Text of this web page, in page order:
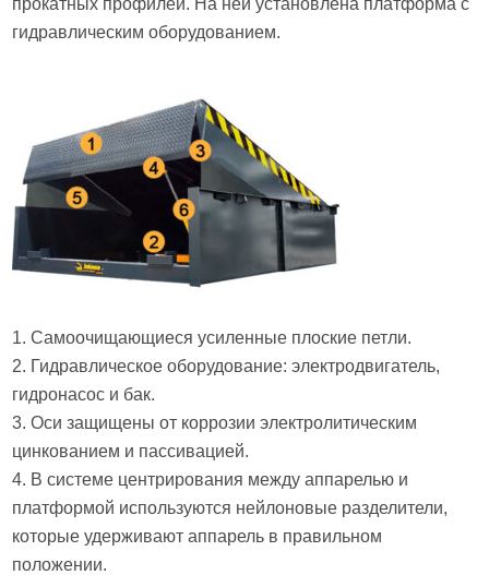
гидравлическим оборудованием.
1. Самоочищающиеся усиленные плоские петли.
2. Гидравлическое оборудование: электродвигатель,
гидронасос и бак.
3. Оси защищены от коррозии электролитическим
цинкованием и пассивацией.
4. В системе центрирования между аппарелью и
платформой используются нейлоновые разделители,
которые удерживают аппарель в правильном
положении.